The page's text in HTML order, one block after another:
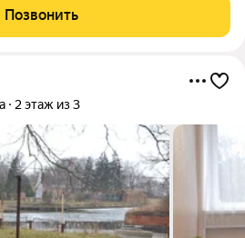
и по горизонтали. Две просторные
Позвонить
2 этаж из 3